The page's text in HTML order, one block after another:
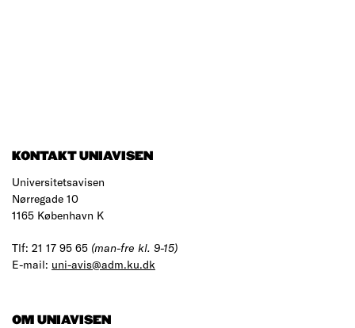
KONTAKT UNIAVISEN
Universitetsavisen
Nørregade 10
1165 København K
Tlf: 21 17 95 65 (man-fre kl. 9-15)
E-mail: uni-avis@adm.ku.dk
OM UNIAVISEN